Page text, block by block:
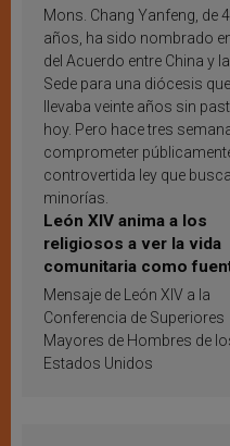
Mons. Chang Yanfeng, de
años, ha sido nombrado
del Acuerdo entre China y
Sede para una diócesis que
llevaba veinte años sin
hoy. Pero hace tres
comprometer
controvertida ley que
minorías.
León XIV anima a los
religiosos a ver la vida
comunitaria como
inspiración y
Mensaje de León XIV a la
Conferencia de Superiores
Mayores de Hombres de
Estados Unidos